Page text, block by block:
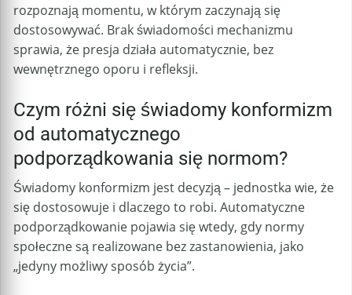
rozpoznają momentu, w którym zaczynają się
dostosowywać. Brak świadomości mechanizmu
sprawia, że presja działa automatycznie, bez
wewnętrznego oporu i refleksji.
Czym różni się świadomy konformizm
od automatycznego
podporządkowania się normom?
Świadomy konformizm jest decyzją – jednostka wie, że
się dostosowuje i dlaczego to robi. Automatyczne
podporządkowanie pojawia się wtedy, gdy normy
społeczne są realizowane bez zastanowienia, jako
„jedyny możliwy sposób życia”.